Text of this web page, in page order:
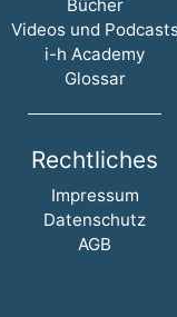
Bücher
Videos und
i-h Academy
Glossar
Rechtliches
Impressum
Datenschutz
AGB